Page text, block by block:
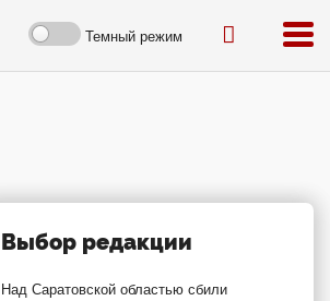
Темный режим
Выбор редакции
Над Саратовской областью сбили